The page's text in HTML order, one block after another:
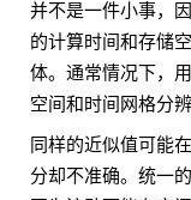
并不是一件小事，
的计算时间和存储
体。通常情况下，
空间和时间网格分
同样的近似值可能
分却不准确。统一